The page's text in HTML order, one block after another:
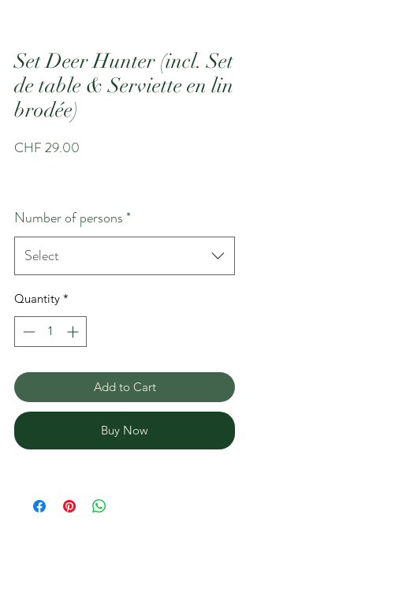
Set Deer Hunter (incl. Set
de table & Serviette en lin
brodée)
CHF 29.00
Number of persons*
Select
Quantity *
Add to Cart
Buy Now